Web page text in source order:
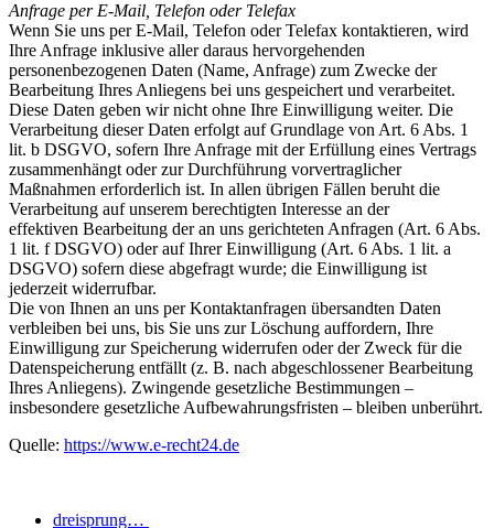
Anfrage per E-Mail, Telefon oder Telefax
Wenn Sie uns per E-Mail, Telefon oder Telefax kontaktieren, wird
Ihre Anfrage inklusive aller daraus hervorgehenden
personenbezogenen Daten (Name, Anfrage) zum Zwecke der
Bearbeitung Ihres Anliegens bei uns gespeichert und verarbeitet.
Diese Daten geben wir nicht ohne Ihre Einwilligung weiter. Die
Verarbeitung dieser Daten erfolgt auf Grundlage von Art. 6 Abs. 1
lit. b DSGVO, sofern Ihre Anfrage mit der Erfüllung eines Vertrags
zusammenhängt oder zur Durchführung vorvertraglicher
Maßnahmen erforderlich ist. In allen übrigen Fällen beruht die
Verarbeitung auf unserem berechtigten Interesse an der
effektiven Bearbeitung der an uns gerichteten Anfragen (Art. 6 Abs.
1 lit. f DSGVO) oder auf Ihrer Einwilligung (Art. 6 Abs. 1 lit. a
DSGVO) sofern diese abgefragt wurde; die Einwilligung ist
jederzeit widerrufbar.
Die von Ihnen an uns per Kontaktanfragen übersandten Daten
verbleiben bei uns, bis Sie uns zur Löschung auffordern, Ihre
Einwilligung zur Speicherung widerrufen oder der Zweck für die
Datenspeicherung entfällt (z. B. nach abgeschlossener Bearbeitung
Ihres Anliegens). Zwingende gesetzliche Bestimmungen –
insbesondere gesetzliche Aufbewahrungsfristen – bleiben unberührt.
Quelle: https://www.e-recht24.de
dreisprung…